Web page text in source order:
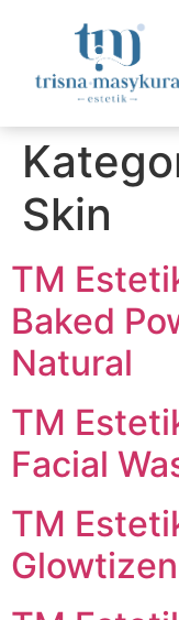
Skin
TM
Baked
Natural
TM
Facial
TM